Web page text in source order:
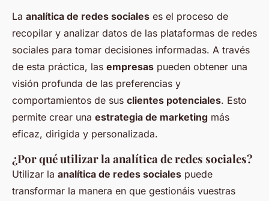
La analítica de redes sociales es el proceso de
recopilar y analizar datos de las plataformas de redes
sociales para tomar decisiones informadas. A través
de esta práctica, las empresas pueden obtener una
visión profunda de las preferencias y
comportamientos de sus clientes potenciales. Esto
permite crear una estrategia de marketing más
eficaz, dirigida y personalizada.
¿Por qué utilizar la analítica de redes sociales?
Utilizar la analítica de redes sociales puede
transformar la manera en que gestionáis vuestras